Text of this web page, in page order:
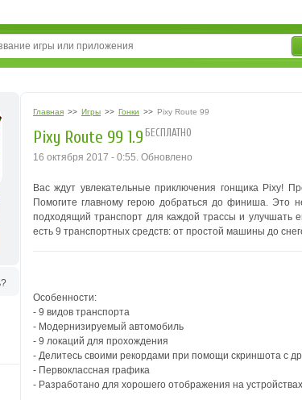
Главная >> Игры >> Гонки >> Pixy Route 99
Pixy Route 99 1.9 БЕСПЛАТНО
16 октября 2017 - 0:55. Обновлено
Вас ждут увлекательные приключения гонщика Pixy!
Помогите главному герою добраться до финиша. Это
подходящий транспорт для каждой трассы и улучшать
есть 9 транспортных средств: от простой машины до
Особенности:
- 9 видов транспорта
- Модернизируемый автомобиль
- 9 локаций для прохождения
- Делитесь своими рекордами при помощи скриншота с
- Первоклассная графика
- Разработано для хорошего отображения на